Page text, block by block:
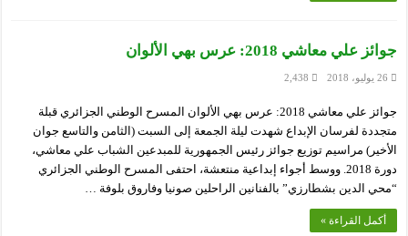
جوائز علي معاشي 2018: عرس بهي الألوان
26 يوليو، 2018 2,438
جوائز علي معاشي 2018: عرس بهي الألوان المسرح الوطني الجزائري قبلة
متجددة لفرسان الإبداع شهدت ليلة الجمعة إلى السبت (الثامن والتاسع جوان
الأخير) مراسيم توزيع جوائز رئيس الجمهورية للمبدعين الشباب علي معاشي،
دورة 2018. ووسط أجواء إبداعية منتعشة، احتفى المسرح الوطني الجزائري
“محي الدين بشطارزي” بالفنانين الراحلين صونيا وفاروق بلوفة …
أكمل القراءة »